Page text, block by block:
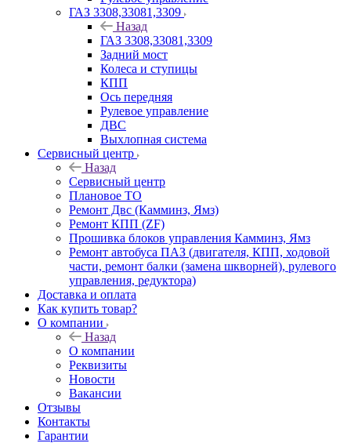
ГАЗ 3308,33081,3309
Назад
ГАЗ 3308,33081,3309
Задний мост
Колеса и ступицы
КПП
Ось передняя
Рулевое управление
ДВС
Выхлопная система
Сервисный центр
Назад
Сервисный центр
Плановое ТО
Ремонт Двс (Камминз, Ямз)
Ремонт КПП (ZF)
Прошивка блоков управления Камминз, Ямз
Ремонт автобуса ПАЗ (двигателя, КПП, ходовой
части, ремонт балки (замена шкворней), рулевого
управления, редуктора)
Доставка и оплата
Как купить товар?
О компании
Назад
О компании
Реквизиты
Новости
Вакансии
Отзывы
Контакты
Гарантии